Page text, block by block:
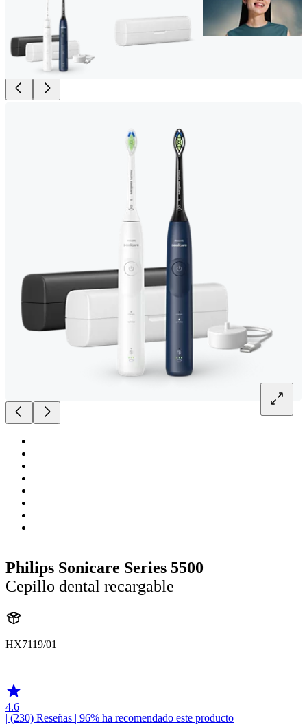
Philips Sonicare Series 5500
Cepillo dental recargable
HX7119/01
4.6
| (230) Reseñas | 96% ha recomendado este producto